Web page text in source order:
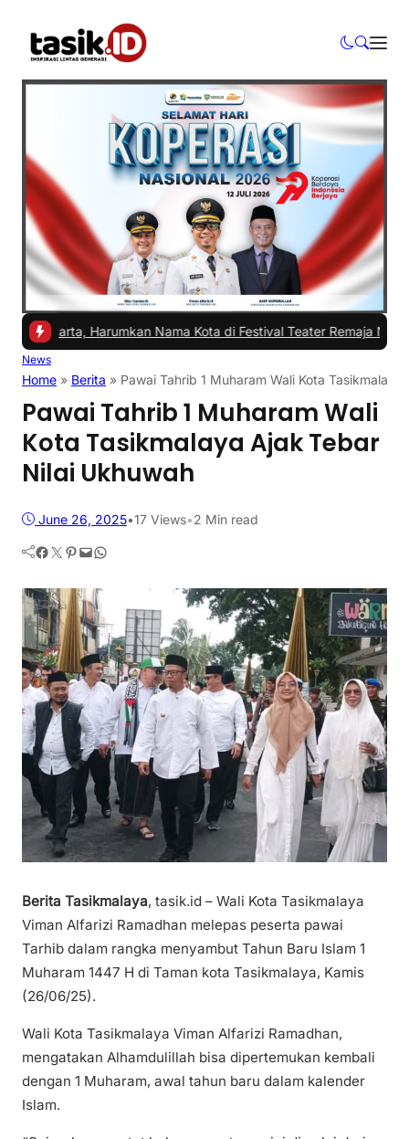
Harumkan Nama Kota di Festival Teater Remaja Nasional |#2 -
News
Home » Berita » Pawai Tahrib 1 Muharam Wali Kota
Pawai Tahrib 1 Muharam Wali
Kota Tasikmalaya Ajak Tebar
Nilai Ukhuwah
June 26, 2025•17 Views•2 Min read
Facebook Twitter Pinterest Mail WhatsApp
Berita Tasikmalaya, tasik.id – Wali Kota Tasikmalaya
Viman Alfarizi Ramadhan melepas peserta pawai
Tarhib dalam rangka menyambut Tahun Baru Islam 1
Muharam 1447 H di Taman kota Tasikmalaya, Kamis
(26/06/25).
Wali Kota Tasikmalaya Viman Alfarizi Ramadhan,
mengatakan Alhamdulillah bisa dipertemukan kembali
dengan 1 Muharam, awal tahun baru dalam kalender
Islam.